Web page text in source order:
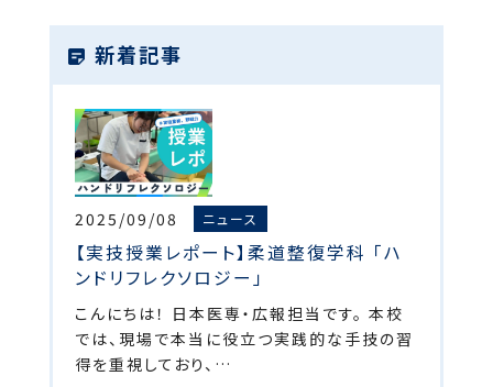
新着記事
2025/09/08 ニュース
【実技授業レポート】柔道整復学科 「ハ
ンドリフレクソロジー」
こんにちは！ 日本医専・広報担当です。 本校
では、現場で本当に役立つ実践的な手技の習
得を重視しており、…